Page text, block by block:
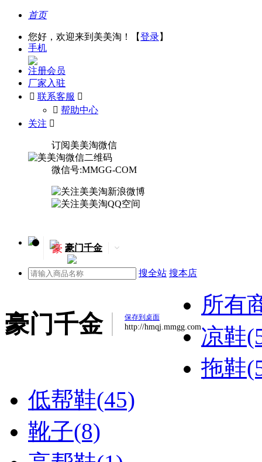
首页
您好，欢迎来到美美淘！【登录】
手机
注册会员
厂家入驻
 联系客服 
󰅃 帮助中心
关注 
订阅美美淘微信
微信号:MMGG-COM
豪 豪门千金
搜全站 搜本店
豪门千金 保存到桌面
http://hmqj.mmgg.com
所有
凉鞋
拖鞋
低帮鞋(45)
靴子(8)